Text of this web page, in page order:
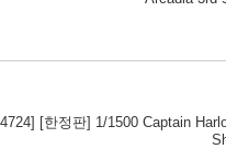
[한정판] 1/1500 Captain